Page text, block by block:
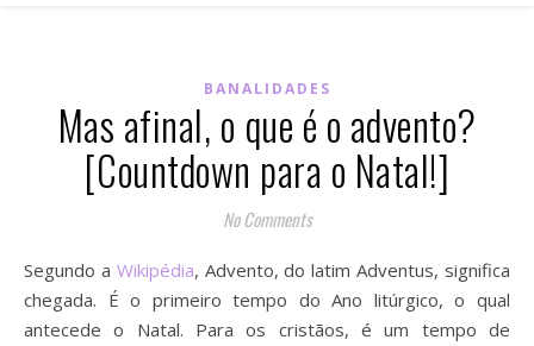
BANALIDADES
Mas afinal, o que é o advento?
[Countdown para o Natal!]
No Comments
Segundo a Wikipédia, Advento, do latim Adventus, significa
chegada. É o primeiro tempo do Ano litúrgico, o qual
antecede o Natal. Para os cristãos, é um tempo de